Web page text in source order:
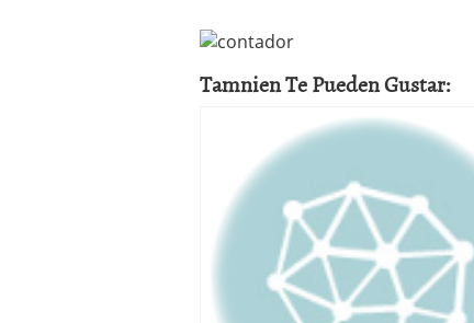
Tamnien Te Pueden Gustar: